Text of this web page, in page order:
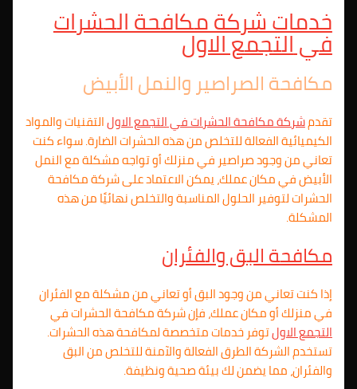
خدمات شركة مكافحة الحشرات
فيالتجمع الاول
مكافحة الصراصير والنمل الأبيض
تقدمشركة مكافحة الحشرات فيالتجمع الاولالتقنيات والمواد
الكيميائية الفعالة للتخلص من هذه الحشرات الضارة. سواء كنت
تعاني من وجود صراصير في منزلك أو تواجه مشكلة مع النمل
الأبيض في مكان عملك، يمكن الاعتماد على شركة مكافحة
الحشرات لتوفير الحلول المناسبة والتخلص نهائيًا من هذه
المشكلة.
مكافحة البق والفئران
إذا كنت تعاني من وجود البق أو تعاني من مشكلة مع الفئران
في منزلك أو مكان عملك، فإن شركة مكافحة الحشرات في
التجمع الاولتوفر خدمات متخصصة لمكافحة هذه الحشرات.
تستخدم الشركة الطرق الفعالة والآمنة للتخلص من البق
والفئران، مما يضمن لك بيئة صحية ونظيفة.